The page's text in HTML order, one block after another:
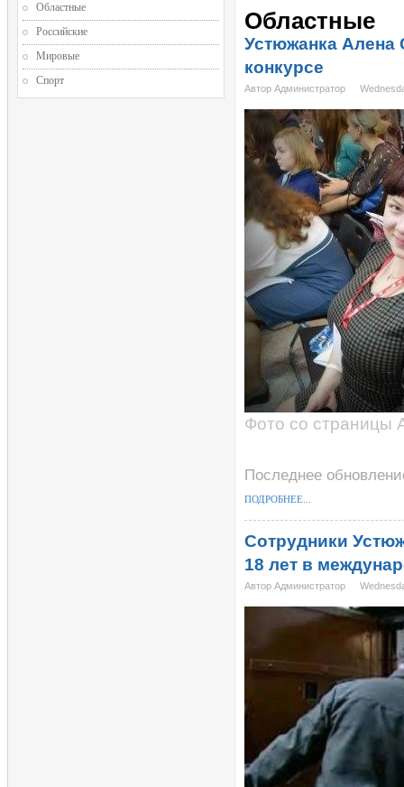
Областные
Устюжанка Алена
конкурсе
Автор Администратор
Фото со страницы
Последнее
ПОДРОБНЕЕ...
Сотрудники
18 лет в
Автор Администратор
Областные
Российские
Мировые
Спорт